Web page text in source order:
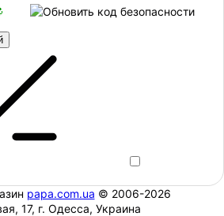
papa.com.ua © 2006-2026
17, г. Одесса, Украина